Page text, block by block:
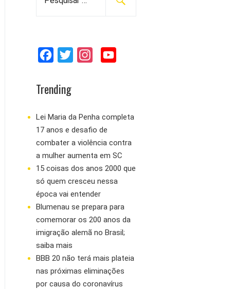
r
o
r
:
c
b
o
o
k
t
e
r
a
g
r
m
u
e
Trending
Lei Maria da Penha completa
17 anos e desafio de
combater a violência contra
a mulher aumenta em SC
15 coisas dos anos 2000 que
só quem cresceu nessa
época vai entender
Blumenau se prepara para
comemorar os 200 anos da
imigração alemã no Brasil;
saiba mais
BBB 20 não terá mais plateia
nas próximas eliminações
por causa do coronavírus